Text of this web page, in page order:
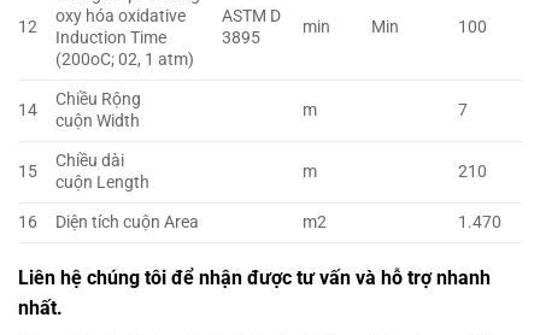
12
oxy hóa oxidative
Induction Time
(200oC; 02, 1 atm)
ASTM D
3895
min Min 100
14
Chiều Rộng
cuộn Width
m 7
15
Chiều dài
cuộn Length
m 210
16 Diện tích cuộn Area m2 1.470
Liên hệ chúng tôi để nhận được tư vấn và hỗ trợ nhanh
nhất.